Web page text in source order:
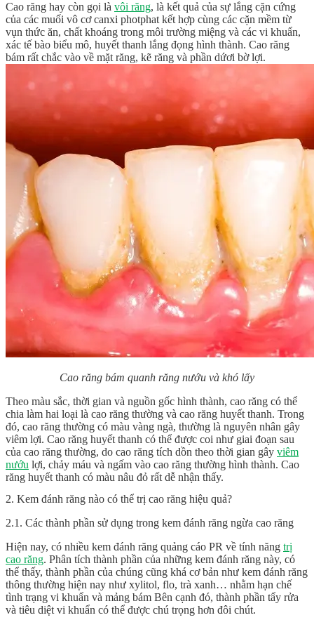
Cao răng hay còn gọi là vôi răng, là kết quả của sự lắng cặn cứng
của các muối vô cơ canxi photphat kết hợp cùng các cặn mềm từ
vụn thức ăn, chất khoáng trong môi trường miệng và các vi khuẩn,
xác tế bào biểu mô, huyết thanh lắng đọng hình thành. Cao răng
bám rất chắc vào về mặt răng, kẽ răng và phần dứơi bờ lợi.
Cao răng bám quanh răng nướu và khó lấy
Theo màu sắc, thời gian và nguồn gốc hình thành, cao răng có thể
chia làm hai loại là cao răng thường và cao răng huyết thanh. Trong
đó, cao răng thường có màu vàng ngà, thường là nguyên nhân gây
viêm lợi. Cao răng huyết thanh có thể được coi như giai đoạn sau
của cao răng thường, do cao răng tích dồn theo thời gian gây viêm
nướu lợi, chảy máu và ngấm vào cao răng thường hình thành. Cao
răng huyết thanh có màu nâu đỏ rất dễ nhận thấy.
2. Kem đánh răng nào có thể trị cao răng hiệu quả?
2.1. Các thành phần sử dụng trong kem đánh răng ngừa cao răng
Hiện nay, có nhiều kem đánh răng quảng cáo PR về tính năng trị
cao răng. Phân tích thành phần của những kem đánh răng này, có
thể thấy, thành phần của chúng cũng khá cơ bản như kem đánh răng
thông thường hiện nay như xylitol, flo, trà xanh… nhằm hạn chế
tình trạng vi khuẩn và mảng bám Bên cạnh đó, thành phần tẩy rửa
và tiêu diệt vi khuẩn có thể được chú trọng hơn đôi chút.